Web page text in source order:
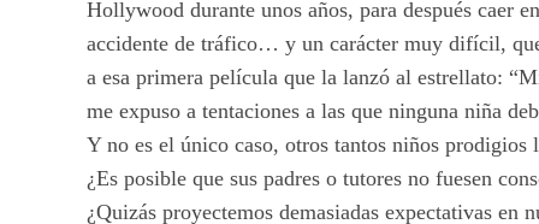
Hollywood durante unos años, para después caer
accidente de tráfico… y un carácter muy difícil,
a esa primera película que la lanzó al estrellato:
me expuso a tentaciones a las que ninguna niña
Y no es el único caso, otros tantos niños
¿Es posible que sus padres o tutores no fuesen
¿Quizás proyectemos demasiadas expectativas en